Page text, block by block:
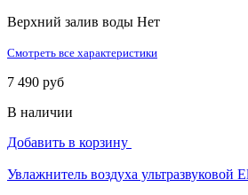
Верхний залив воды Нет
Смотреть все характеристики
7 490 руб
В наличии
Добавить в корзину
Увлажнитель воздуха ультразвуковой